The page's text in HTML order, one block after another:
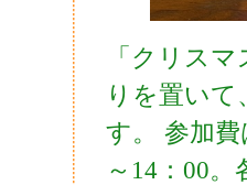
「クリス
りを置い
す。 参加費
～14：00